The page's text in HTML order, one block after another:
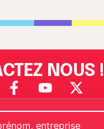
NOUS !